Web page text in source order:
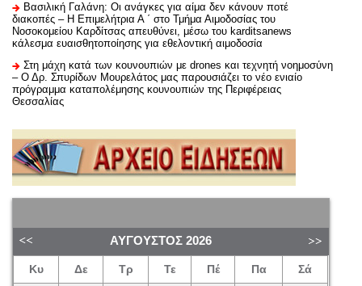
Βασιλική Γαλάνη: Οι ανάγκες για αίμα δεν κάνουν ποτέ
διακοπές – Η Επιμελήτρια Α ΄ στο Τμήμα Αιμοδοσίας του
Νοσοκομείου Καρδίτσας απευθύνει, μέσω του karditsanews
κάλεσμα ευαισθητοποίησης για εθελοντική αιμοδοσία
Στη μάχη κατά των κουνουπιών με drones και τεχνητή νοημοσύνη
– Ο Δρ. Σπυρίδων Μουρελάτος μας παρουσιάζει το νέο ενιαίο
πρόγραμμα καταπολέμησης κουνουπιών της Περιφέρειας
Θεσσαλίας
ΑΎΓΟΥΣΤΟΣ 2026
Κυ Δε Τρ Τε Πέ Πα Σά